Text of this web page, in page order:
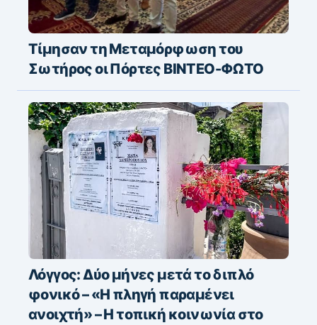
Τίμησαν τη Μεταμόρφωση του
Σωτήρος οι Πόρτες ΒΙΝΤΕΟ-ΦΩΤΟ
Λόγγος: Δύο μήνες μετά το διπλό
φονικό – «H πληγή παραμένει
ανοιχτή» – Η τοπική κοινωνία στο